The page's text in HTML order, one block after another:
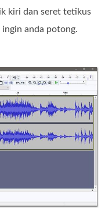
kiri dan seret tetikus
ingin anda potong.